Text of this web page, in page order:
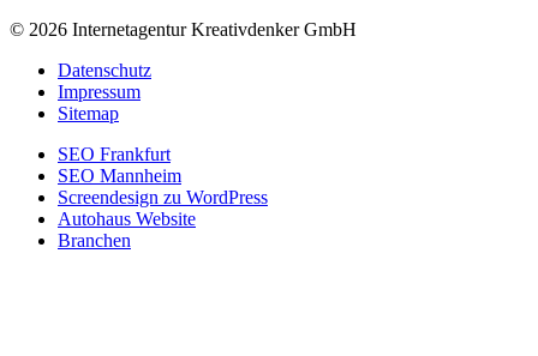
© 2026 Internetagentur Kreativdenker GmbH
Datenschutz
Impressum
Sitemap
SEO Frankfurt
SEO Mannheim
Screendesign zu WordPress
Autohaus Website
Branchen